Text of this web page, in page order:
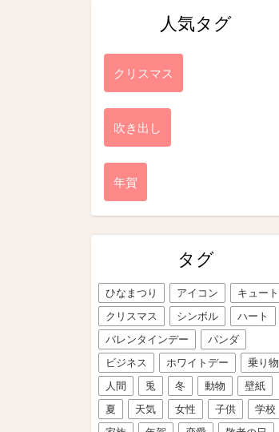
人気タグ
クリスマス
吹き出し
年賀
タグ
ひなまつり アイコン
キュート
クリスマス
シンボル
ハート
バレンタインデー
パンダ
ビジネス
ホワイトデー
乗り物
人間
兎 冬 動物
壁紙
夏
天気 女性 子供
学校